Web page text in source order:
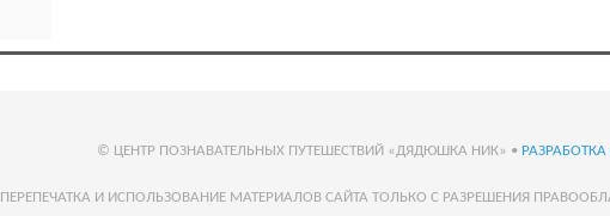
© ЦЕНТР ПОЗНАВАТЕЛЬНЫХ ПУТЕШЕСТВИЙ «ДЯДЮШКА НИК» •
ПЕРЕПЕЧАТКА И ИСПОЛЬЗОВАНИЕ МАТЕРИАЛОВ САЙТА ТОЛЬКО С РАЗРЕШЕНИЯ